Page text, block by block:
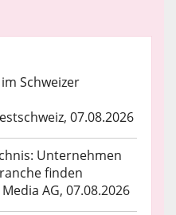
Schweizer
07.08.2026
Unternehmen
finden
AG, 07.08.2026